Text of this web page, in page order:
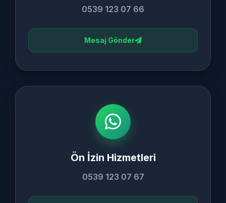
0539 123 07 66
Mesaj Gönder
Ön İzin Hizmetleri
0539 123 07 67